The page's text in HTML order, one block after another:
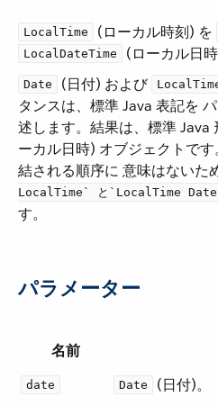
LocalTime ​ (ローカル時刻) を ​
LocalDateTime (ローカル日
Date ​ (日付) および ​
タンスは、標準 Java 表記を
述します。結果は、標準 Java
ーカル日時) オブジェクトで
結される順序に 意味はないた
LocalTime`​ と ​`LocalTime Date
す。
パラメーター
名前
date Date ​ (日付)。